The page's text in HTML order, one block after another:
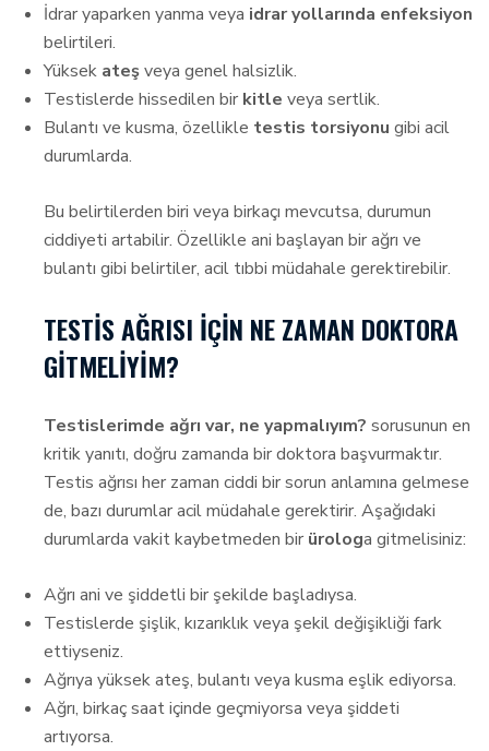
İdrar yaparken yanma veya idrar yollarında enfeksiyon
belirtileri.
Yüksek ateşveya genel halsizlik.
Testislerde hissedilen bir kitle veya sertlik.
Bulantı ve kusma, özellikle testis torsiyonu gibi acil
durumlarda.
Bu belirtilerden biri veya birkaçı mevcutsa, durumun
ciddiyeti artabilir. Özellikle ani başlayan bir ağrı ve
bulantı gibi belirtiler, acil tıbbi müdahale gerektirebilir.
TESTIS AĞRISI İÇIN NE ZAMAN DOKTORA
GITMELIYIM?
Testislerimde ağrı var, ne yapmalıyım? sorusunun en
kritik yanıtı, doğru zamanda bir doktora başvurmaktır.
Testis ağrısı her zaman ciddi bir sorun anlamına gelmese
de, bazı durumlar acil müdahale gerektirir. Aşağıdaki
durumlarda vakit kaybetmeden bir ürologa gitmelisiniz:
Ağrı ani ve şiddetli bir şekilde başladıysa.
Testislerde şişlik, kızarıklık veya şekil değişikliği fark
ettiyseniz.
Ağrıya yüksek ateş, bulantı veya kusma eşlik ediyorsa.
Ağrı, birkaç saat içinde geçmiyorsa veya şiddeti
artıyorsa.